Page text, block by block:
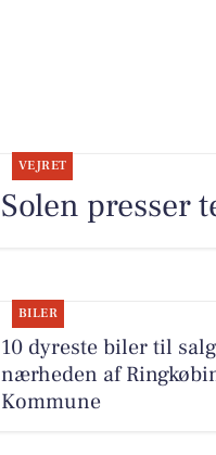
VEJRET
Solen presser
BILER
10 dyreste biler til
nærheden af
Kommune